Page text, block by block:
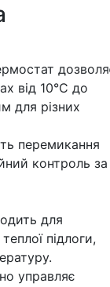
від 10°C до
для різних
перемикання
контроль за
для
підлоги,
управляє